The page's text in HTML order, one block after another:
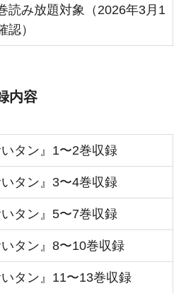
読み放題対象（2026年3月1
認）
内容
いタン』1〜2巻収録
いタン』3〜4巻収録
いタン』5〜7巻収録
いタン』8〜10巻収録
いタン』11〜13巻収録